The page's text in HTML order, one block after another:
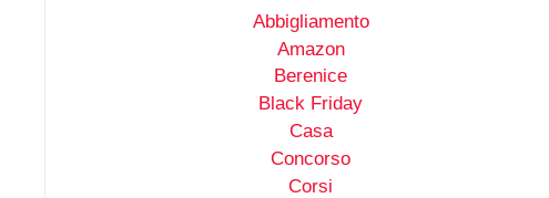
Abbigliamento
Amazon
Berenice
Black Friday
Casa
Concorso
Corsi